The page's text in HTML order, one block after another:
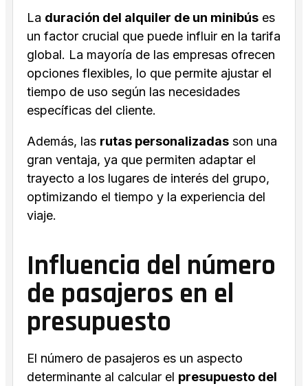
La duración del alquiler de un minibús es
un factor crucial que puede influir en la tarifa
global. La mayoría de las empresas ofrecen
opciones flexibles, lo que permite ajustar el
tiempo de uso según las necesidades
específicas del cliente.
Además, las rutas personalizadas son una
gran ventaja, ya que permiten adaptar el
trayecto a los lugares de interés del grupo,
optimizando el tiempo y la experiencia del
viaje.
Influencia del número
de pasajeros en el
presupuesto
El número de pasajeros es un aspecto
determinante al calcular el presupuesto del